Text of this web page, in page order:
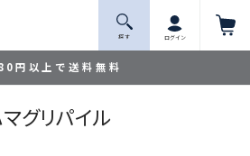
円以上で送料無料
探 す ログイン
グリパイル